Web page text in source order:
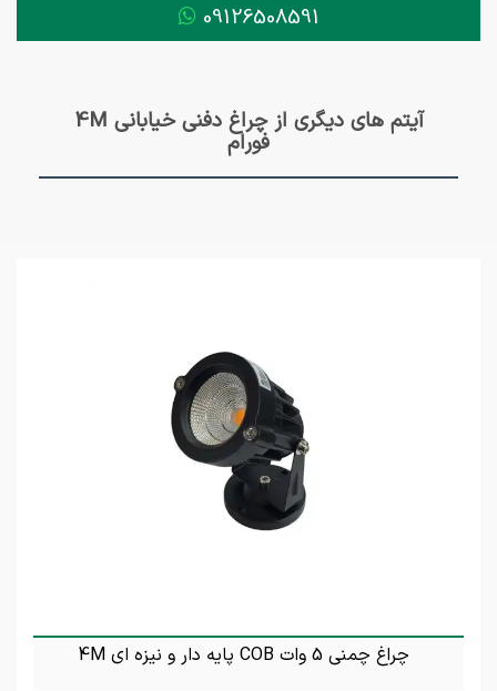
09126508591
آیتم های دیگری از چراغ دفنی خیابانی 4M
فورام
چراغ چمنی 5 وات COB پایه دار و نیزه ای 4M